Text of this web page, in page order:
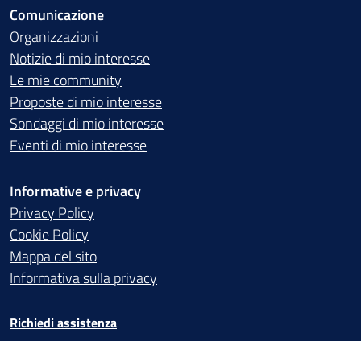
Comunicazione
Organizzazioni
Notizie di mio interesse
Le mie community
Proposte di mio interesse
Sondaggi di mio interesse
Eventi di mio interesse
Informative e privacy
Privacy Policy
Cookie Policy
Mappa del sito
Informativa sulla privacy
Richiedi assistenza